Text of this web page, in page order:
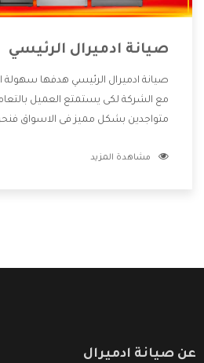
صيانة ادميرال الرئيسي
صيانة ادميرال الرئيسي هدفها سهولة
مع الشركة لكى يستمتع العميل
متواجدين بشكل مميز فى الاسواق
الشركة بها والتى تكون منها خدمة
مشاهدة المزيد
عن صيانة ادميرال